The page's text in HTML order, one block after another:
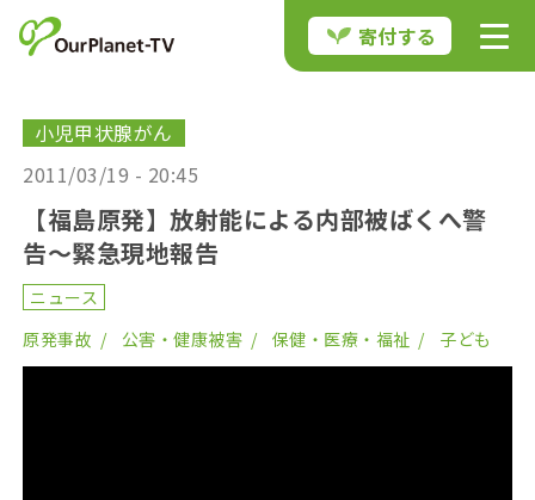
寄付する
小児甲状腺がん
2011/03/19 - 20:45
【福島原発】放射能による内部被ばくへ警
告〜緊急現地報告
ニュース
原発事故
公害・健康被害 保健・医療・福祉 子ども